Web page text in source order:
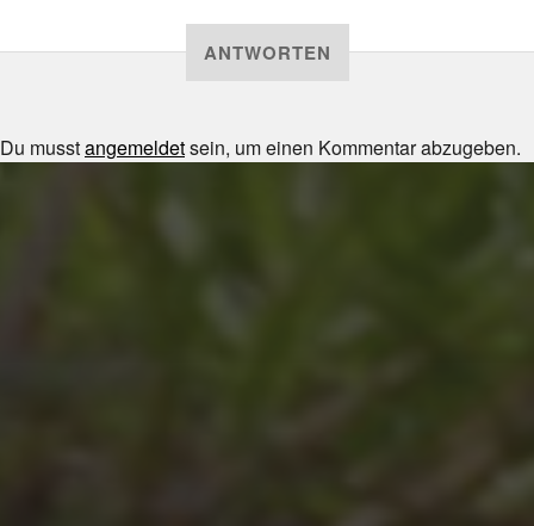
ANTWORTEN
Du musstangemeldetsein, um einen Kommentar abzugeben.